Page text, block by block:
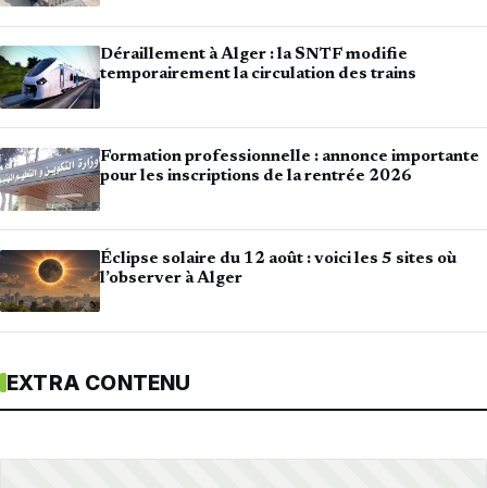
Déraillement à Alger : la SNTF modifie
temporairement la circulation des trains
Formation professionnelle : annonce importante
pour les inscriptions de la rentrée 2026
Éclipse solaire du 12 août : voici les 5 sites où
l’observer à Alger
EXTRA CONTENU